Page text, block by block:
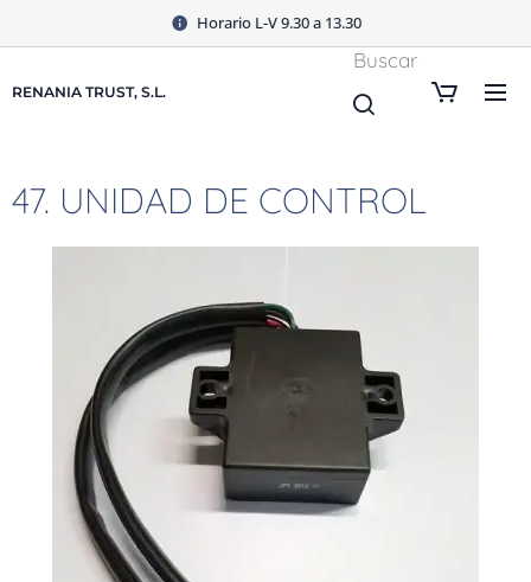
Horario L-V 9.30 a 13.30
RENANIA TRUST, S.L.
Buscar
47. UNIDAD DE CONTROL